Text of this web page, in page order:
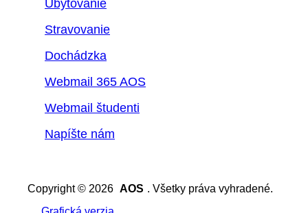
Ubytovanie
Stravovanie
Dochádzka
Webmail 365 AOS
Webmail študenti
Napíšte nám
Copyright © 2026 AOS . Všetky práva vyhradené.